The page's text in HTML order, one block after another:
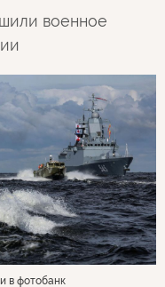
военное
в фотобанк